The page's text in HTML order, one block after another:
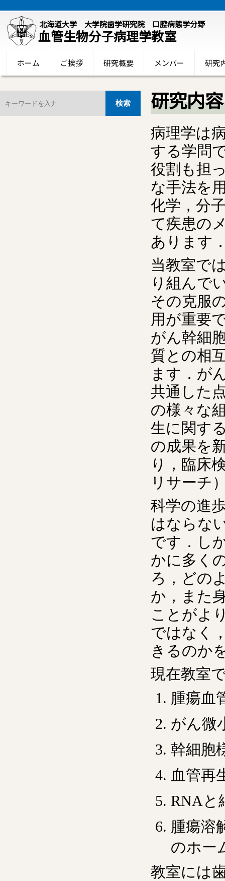
北海道大学 大学院歯学研究院 口腔病態学分野
血管生物分子病理学教室
ホーム ご挨拶 研究概要 メンバー 研究
研究内容
病理学は
する学問
役割も担
な手法を
化学，分
て疾患の
あります
当教室で
り組んで
その克服
用が重要
がん幹細
質との相
ます．が
共通した
の様々な
生に関す
の成果を
り，臨床
リサーチ
科学の進
はならな
です．し
かに多く
ろ，どの
か，また
ことがよ
ではなく
きるのか
現在教室
腫瘍血
がん微
幹細胞
血管再
RNAと
腫瘍溶
のホー
教室には